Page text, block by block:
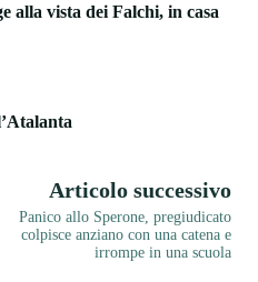
alla vista dei Falchi, in casa
Articolo successivo
Panico allo Sperone, pregiudicato
colpisce anziano con una catena e
irrompe in una scuola